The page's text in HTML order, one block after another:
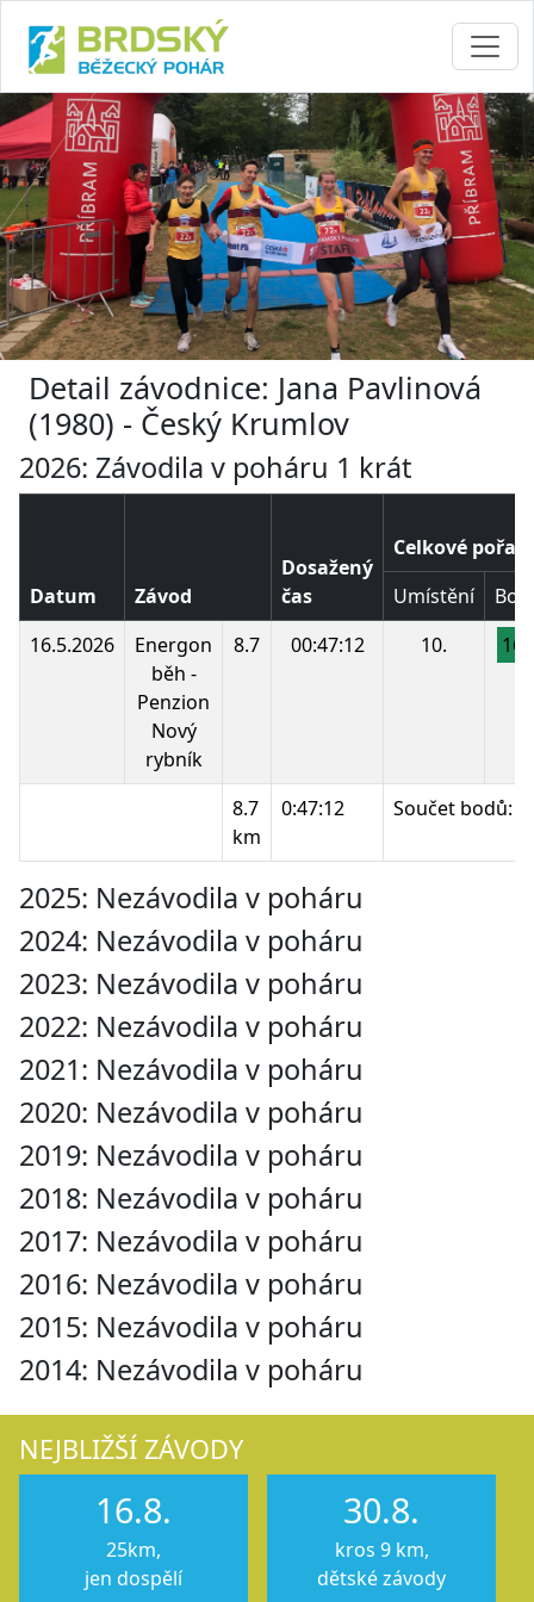
Detail závodnice: Jana Pavlinová
(1980) - Český Krumlov
2026: Závodila v poháru 1 krát
Datum Závod
Dosažený
čas
Celkové pořadí
Umístění
16.5.2026
Energon
běh -
Penzion
Nový
rybník
8.7 00:47:12 10. 160
8.7
km
0:47:12 Součet bodů:
2025: Nezávodila v poháru
2024: Nezávodila v poháru
2023: Nezávodila v poháru
2022: Nezávodila v poháru
2021: Nezávodila v poháru
2020: Nezávodila v poháru
2019: Nezávodila v poháru
2018: Nezávodila v poháru
2017: Nezávodila v poháru
2016: Nezávodila v poháru
2015: Nezávodila v poháru
2014: Nezávodila v poháru
NEJBLIŽŠÍ ZÁVODY
16.8.
25km,
jen dospělí
30.8.
kros 9 km,
dětské závody